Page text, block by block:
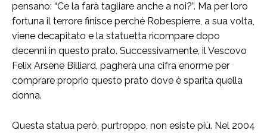
pensano: “Ce la farà tagliare anche a noi?”. Ma per loro
fortuna il terrore finisce perché Robespierre, a sua volta,
viene decapitato e la statuetta ricompare dopo
decenni in questo prato. Successivamente, il Vescovo
Felix Arsène Billiard, pagherà una cifra enorme per
comprare proprio questo prato dove è sparita quella
donna.
Questa statua però, purtroppo, non esiste più. Nel 2004